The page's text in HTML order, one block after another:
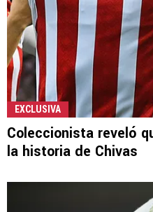
EXCLUSIVA
Coleccionista reveló
la historia de Chivas